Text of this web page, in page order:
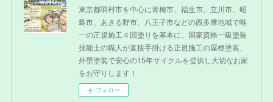
東京都羽村市を中心に青梅市、福生市、立川市、昭
島市、あきる野市、八王子市などの西多摩地域で唯
一の正規施工４回塗りを基本に、国家資格一級塗装
技能士の職人が直接手掛ける正規施工の屋根塗装、
外壁塗装で安心の15年サイクルを提供し大切なお家
をお守りします！
フォロー